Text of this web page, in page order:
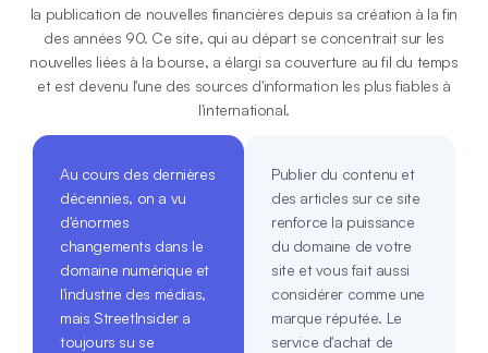
la publication de nouvelles financières depuis sa création à la fin
des années 90. Ce site, qui au départ se concentrait sur les
nouvelles liées à la bourse, a élargi sa couverture au fil du temps
et est devenu l'une des sources d'information les plus fiables à
l'international.
Au cours des dernières
décennies, on a vu
d'énormes
changements dans le
domaine numérique et
l'industrie des médias,
mais StreetInsider a
toujours su se
Publier du contenu et
des articles sur ce site
renforce la puissance
du domaine de votre
site et vous fait aussi
considérer comme une
marque réputée. Le
service d'achat de